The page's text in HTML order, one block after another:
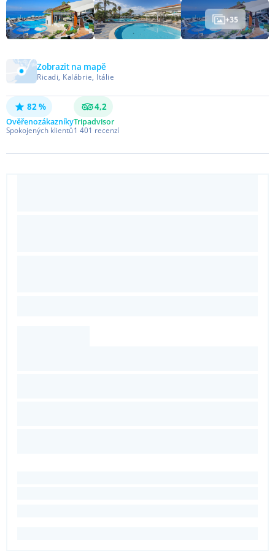
+35
Zobrazit na mapě
Ricadi, Kalábrie, Itálie
82 %
Ověřenozákazníky
Spokojených klientů
4,2
Tripadvisor
1 401 recenzí